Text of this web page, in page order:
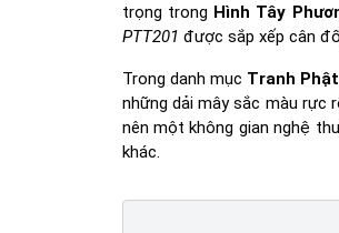
trọng trong Hình Tây
PTT201 được sắp xếp cân
Trong danh mục Tranh
những dải mây sắc màu rực
nên một không gian nghệ
khác.